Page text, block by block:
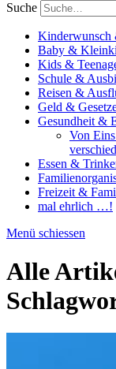
Suche
Kinderwunsch
Baby &
Kids &
Schule &
Reisen &
Geld &
Gesundheit &
Von
Essen &
Freizeit &
mal ehrlich …!
Menü schiessen
Alle